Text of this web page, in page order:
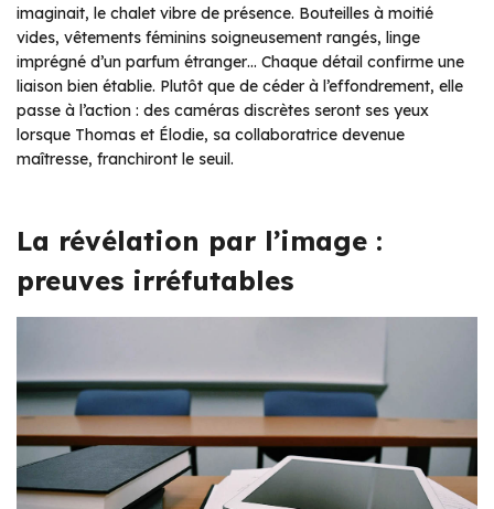
imaginait, le chalet vibre de présence. Bouteilles à moitié
vides, vêtements féminins soigneusement rangés, linge
imprégné d’un parfum étranger… Chaque détail confirme une
liaison bien établie. Plutôt que de céder à l’effondrement, elle
passe à l’action : des caméras discrètes seront ses yeux
lorsque Thomas et Élodie, sa collaboratrice devenue
maîtresse, franchiront le seuil.
La révélation par l’image :
preuves irréfutables